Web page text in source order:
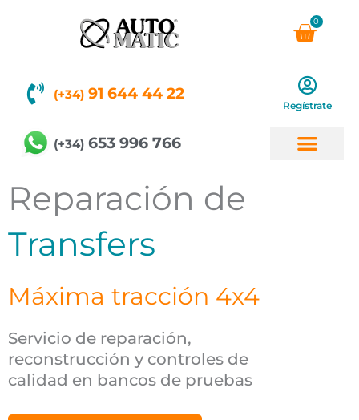
0
(+34) 91 644 44 22
Regístrate
(+34) 653 996 766
Reparación de
Transfers
Máxima tracción 4x4
Servicio de reparación,
reconstrucción y controles de
calidad en bancos de pruebas